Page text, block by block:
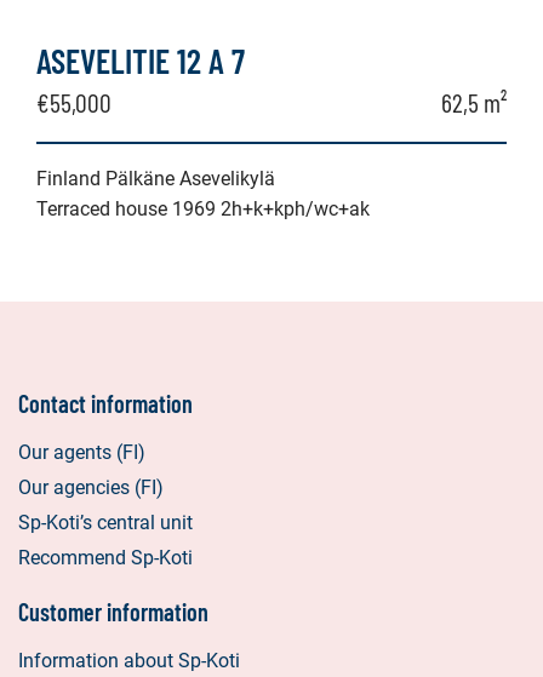
ASEVELITIE 12 A 7
€55,000 62,5 m²
Finland Pälkäne Asevelikylä
Terraced house 1969 2h+k+kph/wc+ak
Contact information
Our agents (FI)
Our agencies (FI)
Sp-Koti’s central unit
Recommend Sp-Koti
Customer information
Information about Sp-Koti